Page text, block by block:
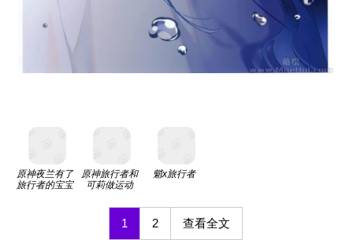
原神夜兰有了
旅行者的宝宝
原神旅行者和
可莉做运动
魈x旅行者
1 2 查看全文